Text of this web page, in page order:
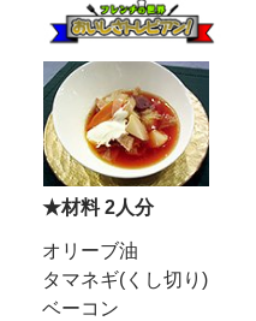
★材料 2人分
オリーブ油
タマネギ(くし切り)
ベーコン